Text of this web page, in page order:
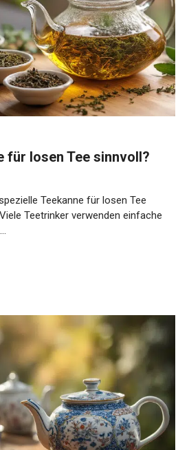
für losen Tee sinnvoll?
Teekanne für losen Tee
Teetrinker verwenden einfache